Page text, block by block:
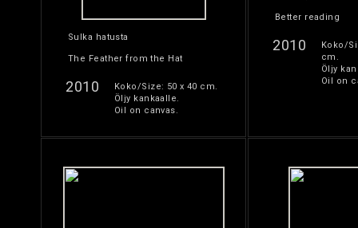
Sulka hatusta
The Feather from the Hat
2010
Koko/Size: 50 x 40 cm.
Öljy kankaalle.
Oil on canvas.
Better reading
2010
Koko/
cm.
Öljy
Oil on